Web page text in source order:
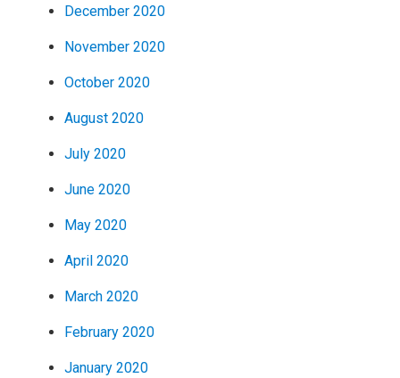
December 2020
November 2020
October 2020
August 2020
July 2020
June 2020
May 2020
April 2020
March 2020
February 2020
January 2020